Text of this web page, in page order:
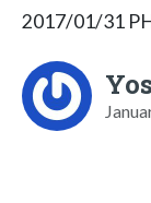
2017/01/31